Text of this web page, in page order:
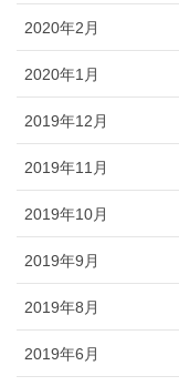
2020年2月
2020年1月
2019年12月
2019年11月
2019年10月
2019年9月
2019年8月
2019年6月